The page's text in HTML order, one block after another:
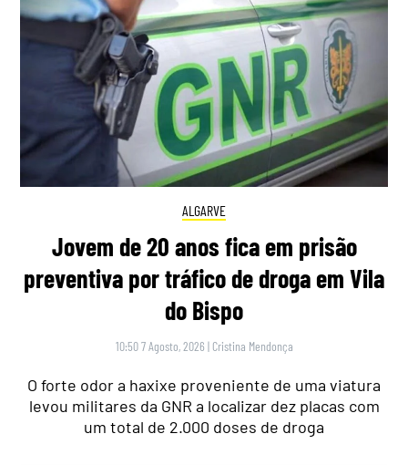
ALGARVE
Jovem de 20 anos fica em prisão
preventiva por tráfico de droga em Vila
do Bispo
10:50 7 Agosto, 2026 | Cristina Mendonça
O forte odor a haxixe proveniente de uma viatura
levou militares da GNR a localizar dez placas com
um total de 2.000 doses de droga